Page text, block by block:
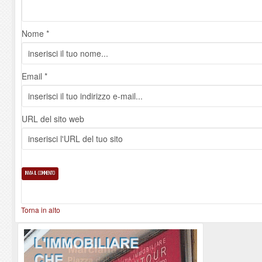
Nome *
Email *
URL del sito web
Torna in alto